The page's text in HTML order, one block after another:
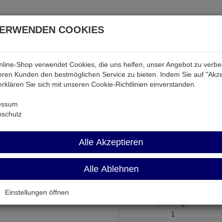
& Akkus Audio & Video Strom Tab &
KEHDMI-SS-1EG
HDMI-Kabel m. Ethernet 2x
1
COOKIES
Shop verwendet Cookies, die uns helfen, unser Angebot zu
Kunden den bestmöglichen Service zu bieten. Indem Sie auf
Sie sich mit unseren Cookie-Richtlinien einverstanden.
Alle Akzeptieren
Alle Ablehnen
Einstellungen öffnen